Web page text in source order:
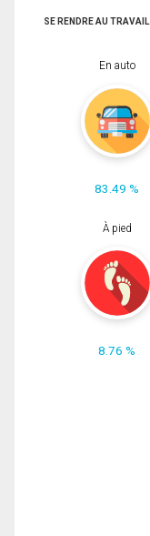
SE RENDRE AU TRAVAIL
En auto
83.49 %
À pied
8.76 %